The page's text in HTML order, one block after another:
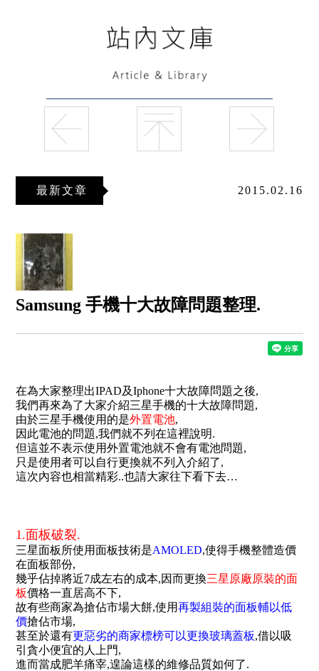
最新文章 2015.02.16
Samsung 手機十大故障問題整理.
在為大家整理出IPAD及Iphone十大故障問題之後,
我們再來為了大家介紹三星手機的十大故障問題,
由於三星手機使用的是外置電池,
因此電池的問題,我們就不列在這裡說明.
但這並不表示使用外置電池就不會有電池問題,
只是使用者可以自行更換就不列入介紹了,
這次內容也相當精彩..也請大家往下看下去…
1.面板破裂.
三星面板所使用面板技術是AMOLED,使得手機整體造價
在面板部份,
幾乎佔掉將近7成左右的成本,因而更換三星原廠原裝的面
板價格一直居高不下,
故有些商家為搶佔市場大餅,使用再製組裝的面板輔以低
價搶佔市場,
甚至於還有更惡劣的商家標榜可以更換玻璃蓋板,借以吸
引貪小便宜的人上門,
進而當成肥羊痛宰,遑論這樣的維修品質如何了.